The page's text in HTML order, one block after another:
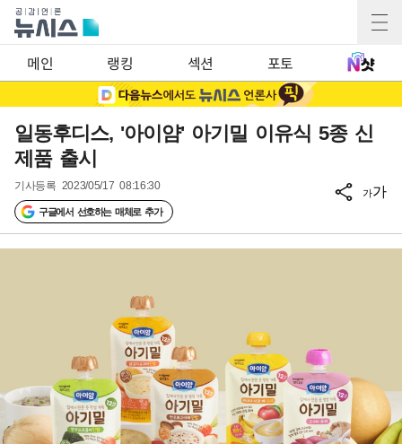
메인 랭킹 섹션 포토
일동후디스, '아이얌' 아기밀 이유식 5종 신
제품 출시
기사등록 2023/05/17 08:16:30
구글에서 선호하는 매체로 추가
가가